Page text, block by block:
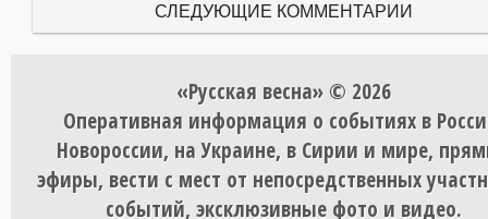
СЛЕДУЮЩИЕ КОММЕНТАРИИ
«Русская весна» © 2026
Оперативная информация о событиях в
Новороссии, на Украине, в Сирии и мире,
эфиры, вести с мест от непосредственных
событий, эксклюзивные фото и видео.